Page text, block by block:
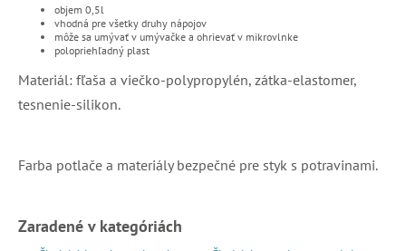
objem 0,5l
vhodná pre všetky druhy nápojov
môže sa umývať v umývačke a ohrievať v mikrovlnke
polopriehľadný plast
Materiál: fľaša a viečko-polypropylén, zátka-elastomer,
tesnenie-silikon.
Farba potlače a materiály bezpečné pre styk s potravinami.
Zaradené v kategóriách